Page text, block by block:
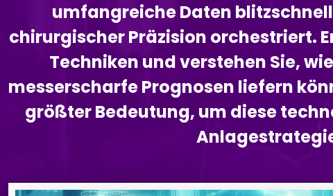
umfangreiche Daten
chirurgischer Präzision orchestriert.
Techniken und verstehen Sie,
messerscharfe Prognosen liefern
größter Bedeutung, um diese